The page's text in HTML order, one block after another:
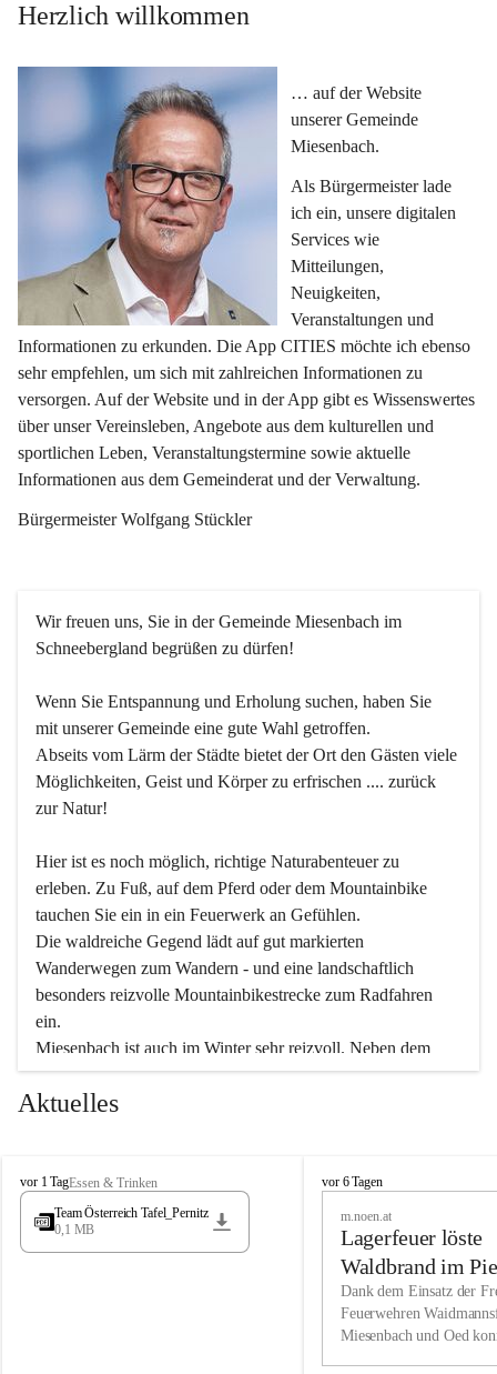
Herzlich willkommen
… auf der Website
unserer Gemeinde
Miesenbach.
Als Bürgermeister lade
ich ein, unsere digitalen
Services wie
Mitteilungen,
Neuigkeiten,
Veranstaltungen und
Informationen zu erkunden. Die App CITIES möchte ich ebenso
sehr empfehlen, um sich mit zahlreichen Informationen zu
versorgen. Auf der Website und in der App gibt es Wissenswertes
über unser Vereinsleben, Angebote aus dem kulturellen und
sportlichen Leben, Veranstaltungstermine sowie aktuelle
Informationen aus dem Gemeinderat und der Verwaltung.
Bürgermeister Wolfgang Stückler
Wir freuen uns, Sie in der Gemeinde Miesenbach im
Schneebergland begrüßen zu dürfen!
Wenn Sie Entspannung und Erholung suchen, haben Sie
mit unserer Gemeinde eine gute Wahl getroffen.
Abseits vom Lärm der Städte bietet der Ort den Gästen viele
Möglichkeiten, Geist und Körper zu erfrischen .... zurück
zur Natur!
Hier ist es noch möglich, richtige Naturabenteuer zu
erleben. Zu Fuß, auf dem Pferd oder dem Mountainbike
tauchen Sie ein in ein Feuerwerk an Gefühlen.
Die waldreiche Gegend lädt auf gut markierten
Wanderwegen zum Wandern - und eine landschaftlich
besonders reizvolle Mountainbikestrecke zum Radfahren
ein.
Miesenbach ist auch im Winter sehr reizvoll. Neben dem
Eisstockschießen gibt es auf dem nahe gelegenen Unterberg
wunderschöne Naturschneepisten, die zum Schifahren oder
vielfältige Angebot unserer Kulturvereine.
Überzeugen Sie sich selbst, dass Sie in Miesenbach sowie
in den Beherbergungsbetrieben, Gaststätten und urigen
Wir kennen Miesenbach als lebens- und liebenswerten Ort.
Tradition und Innovation werden ebenso groß geschrieben
Aktuelles
M
i
s
vor 1 TagEssen & Trinken
Team Österreich Tafel_Pernitz
0,1 MB
M
h
vor 6 Tagen
m.noen.at
Lagerfeuer löste
Waldbrand im
aus
Dank dem Einsatz der
Feuerwehren
Miesenbach und Oed